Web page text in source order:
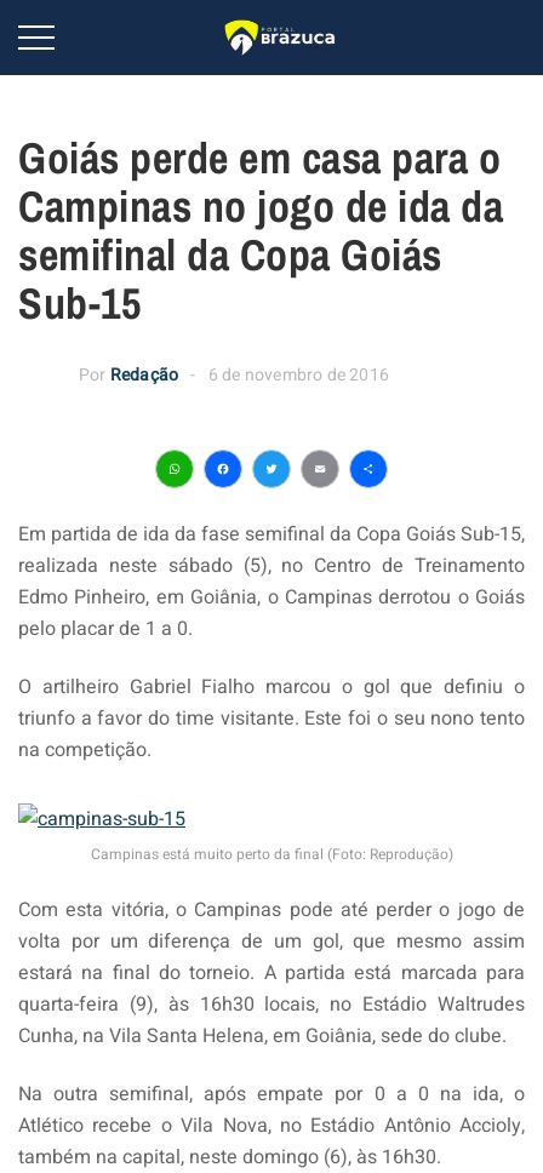
Goiás perde em casa para o
Campinas no jogo de ida da
semifinal da Copa Goiás
Sub-15
Por Redação 6 de novembro de 2016
WhatsApp
Facebook
Twitter
EmailShare
Em partida de ida da fase semifinal da Copa Goiás Sub-15,
realizada neste sábado (5), no Centro de Treinamento
Edmo Pinheiro, em Goiânia, o Campinas derrotou o Goiás
pelo placar de 1 a 0.
O artilheiro Gabriel Fialho marcou o gol que definiu o
triunfo a favor do time visitante. Este foi o seu nono tento
na competição.
Campinas está muito perto da final (Foto: Reprodução)
Com esta vitória, o Campinas pode até perder o jogo de
volta por um diferença de um gol, que mesmo assim
estará na final do torneio. A partida está marcada para
quarta-feira (9), às 16h30 locais, no Estádio Waltrudes
Cunha, na Vila Santa Helena, em Goiânia, sede do clube.
Na outra semifinal, após empate por 0 a 0 na ida, o
Atlético recebe o Vila Nova, no Estádio Antônio Accioly,
também na capital, neste domingo (6), às 16h30.